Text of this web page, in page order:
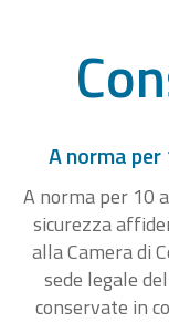
A norma
A norma per 10
sicurezza
alla Camera di
sede legale
conservate in